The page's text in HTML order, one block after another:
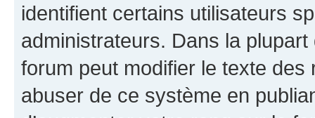
identifient certains utilisateurs
administrateurs. Dans la
forum peut modifier le texte
abuser de ce système en